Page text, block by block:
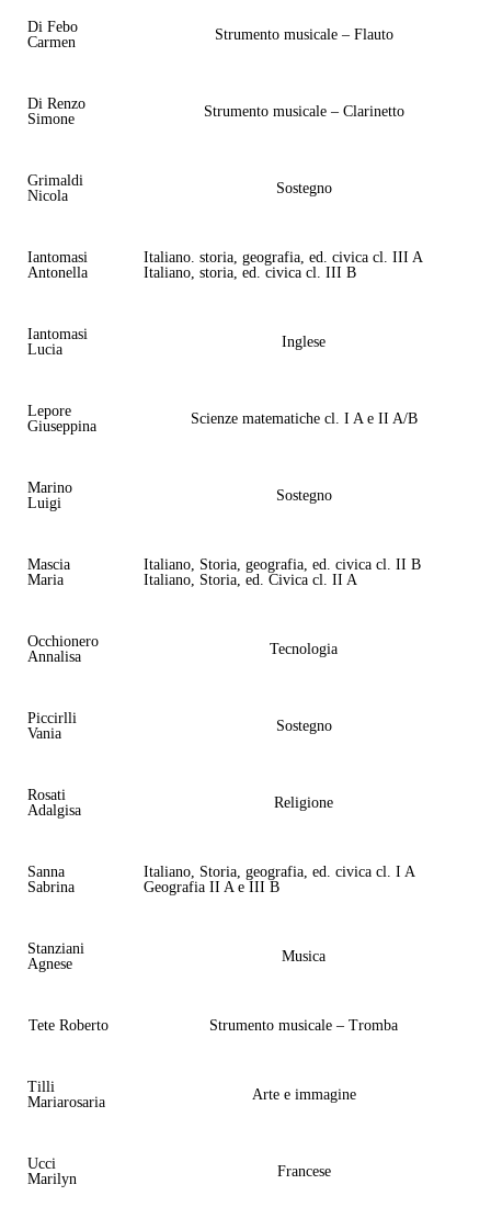
Di Febo
Carmen
Strumento musicale – Flauto
Di Renzo
Simone
Strumento musicale – Clarinetto
Grimaldi
Nicola
Sostegno
Iantomasi
Antonella
Italiano. storia, geografia, ed. civica cl. III A
Italiano, storia, ed. civica cl. III B
Iantomasi
Lucia
Inglese
Lepore
Giuseppina
Scienze matematiche cl. I A e II A/B
Marino
Luigi
Sostegno
Mascia
Maria
Italiano, Storia, geografia, ed. civica cl. II B
Italiano, Storia, ed. Civica cl. II A
Occhionero
Annalisa
Tecnologia
Piccirlli
Vania
Sostegno
Rosati
Adalgisa
Religione
Sanna
Sabrina
Italiano, Storia, geografia, ed. civica cl. I A
Geografia II A e III B
Stanziani
Agnese
Musica
Tete Roberto Strumento musicale – Tromba
Tilli
Mariarosaria
Arte e immagine
Ucci
Marilyn
Francese